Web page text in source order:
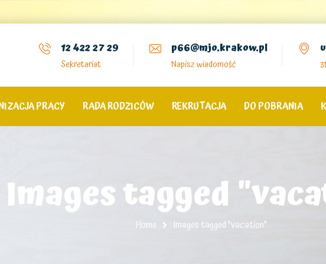
12 422 27 29
Sekretariat
p66@mjo.krakow.pl
Napisz wiadomość
PRACY RADA RODZICÓW REKRUTACJA DO POBRANIA
Images tagged
Home Images tagged "vacation"